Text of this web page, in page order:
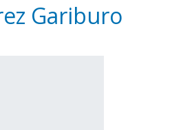
Gariburo